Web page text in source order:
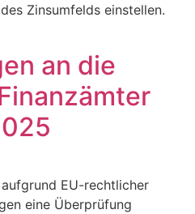
Zinsumfelds einstellen.
an die
EU-rechtlicher
eine Überprüfung